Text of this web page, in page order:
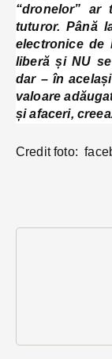
“dronelor”
tuturor. Până
electronice de
liberă și NU
dar – în
valoare
și afaceri,
Credit foto: